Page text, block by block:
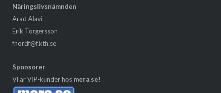
Näringslivsnämnden
Arad Alavi
Erik Torgersson
fnordf@f.kth.se
Sponsorer
Vi är VIP-kunder hos mera.se!